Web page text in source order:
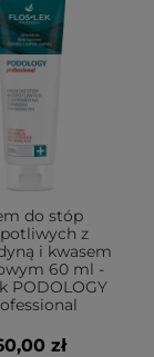
do stóp
z
i kwasem
60 ml -
PODOLOGY
zł